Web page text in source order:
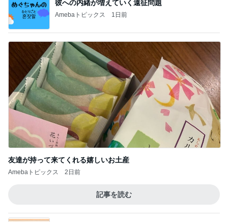
彼への内緒が増えていく遠征問題
Amebaトピックス 1日前
友達が持って来てくれる嬉しいお土産
Amebaトピックス 2日前
記事を読む